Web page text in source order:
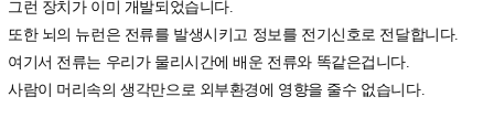
그런 장치가 이미 개발되었습니다.
또한 뇌의 뉴런은 전류를 발생시키고 정보를 전기신호로 전달합니다.
여기서 전류는 우리가 물리시간에 배운 전류와 똑같은겁니다.
사람이 머리속의 생각만으로 외부환경에 영향을 줄수 없습니다.